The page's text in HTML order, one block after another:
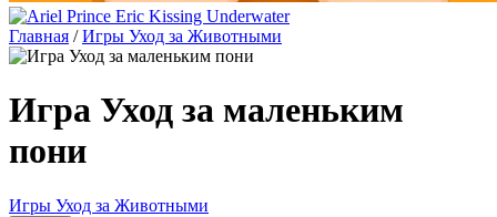
Главная / Игры Уход за Животными
Игра Уход за маленьким
пони
Игры Уход за Животными